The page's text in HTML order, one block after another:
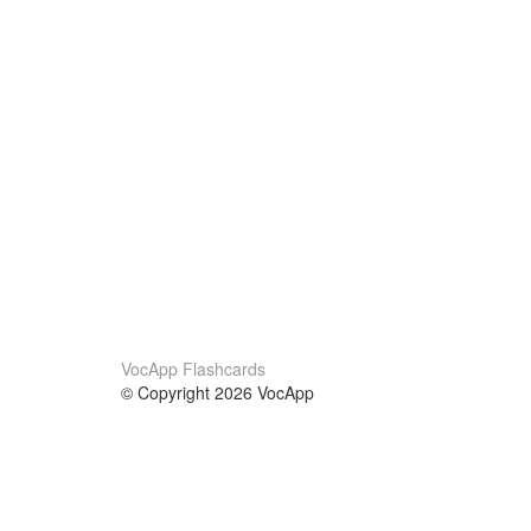
VocApp Flashcards
© Copyright 2026 VocApp